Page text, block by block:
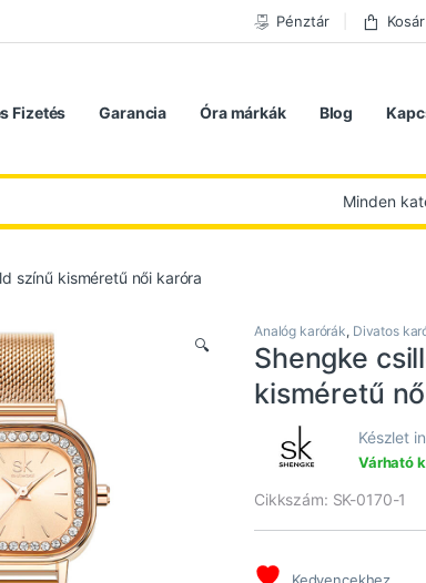
Pénztár Kosár
Fizetés Garancia Óra márkák Blog
színű kisméretű női karóra
🔍
Analóg karórák, Divatos
Shengke
kisméretű
Készlet
Várható
Cikkszám: SK-0170-1